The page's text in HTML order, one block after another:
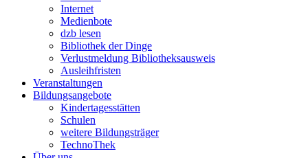
Internet
Medienbote
dzb lesen
Bibliothek der Dinge
Verlustmeldung Bibliotheksausweis
Ausleihfristen
Veranstaltungen
Bildungsangebote
Kindertagesstätten
Schulen
weitere Bildungsträger
TechnoThek